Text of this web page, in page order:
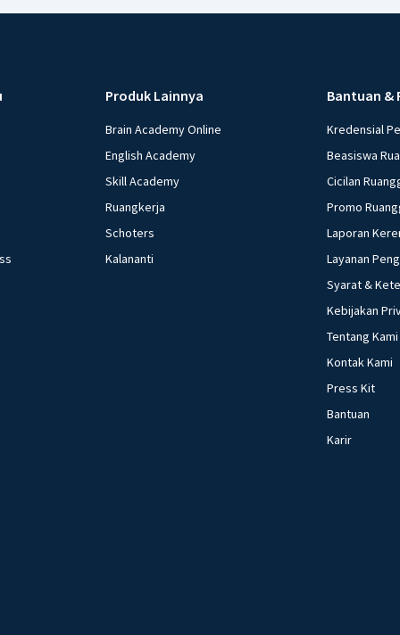
Kaum
Pada
gagasan
Berikut
Dr.
Dr.
K.H.
K.H.
Kaum
Produk Lainnya
Brain Academy Online
English Academy
Skill Academy
Ruangkerja
Schoters
Kalananti
Bantuan &
Kredensial
Beasiswa
Cicilan
Promo
Laporan
Layanan
Syarat &
Kebijakan
Tentang Kami
Kontak Kami
Press Kit
Bantuan
Karir